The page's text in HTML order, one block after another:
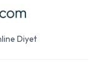
Diyet